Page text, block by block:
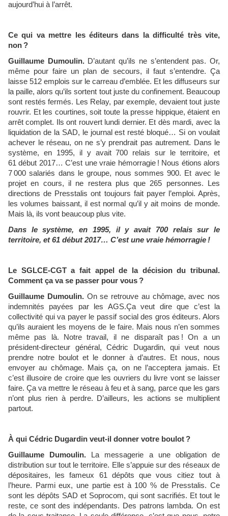
aujourd’hui à l’arrêt.
Ce qui va mettre les éditeurs dans la difficulté très vite,
non ?
Guillaume Dumoulin.D’autant qu’ils ne s’entendent pas. Or,
même pour faire un plan de secours, il faut s’entendre. Ça
laisse 512 emplois sur le carreau d’emblée. Et les diffuseurs sur
la paille, alors qu’ils sortent tout juste du confinement. Beaucoup
sont restés fermés. Les Relay, par exemple, devaient tout juste
rouvrir. Et les courtines, soit toute la presse hippique, étaient en
arrêt complet. Ils ont rouvert lundi dernier. Et dès mardi, avec la
liquidation de la SAD, le journal est resté bloqué… Si on voulait
achever le réseau, on ne s’y prendrait pas autrement. Dans le
système, en 1995, il y avait 700 relais sur le territoire, et
61 début 2017… C’est une vraie hémorragie ! Nous étions alors
7 000 salariés dans le groupe, nous sommes 900. Et avec le
projet en cours, il ne restera plus que 265 personnes. Les
directions de Presstalis ont toujours fait payer l’emploi. Après,
les volumes baissant, il est normal qu’il y ait moins de monde.
Mais là, ils vont beaucoup plus vite.
Dans le système, en 1995, il y avait 700 relais sur le
territoire, et 61 début 2017… C’est une vraie hémorragie !
Le SGLCE-CGT a fait appel de la décision du tribunal.
Comment ça va se passer pour vous ?
Guillaume Dumoulin.On se retrouve au chômage, avec nos
indemnités payées par les AGS.Ça veut dire que c’est la
collectivité qui va payer le passif social des gros éditeurs. Alors
qu’ils auraient les moyens de le faire. Mais nous n’en sommes
même pas là. Notre travail, il ne disparaît pas ! On a un
président-directeur général, Cédric Dugardin, qui veut nous
prendre notre boulot et le donner à d’autres. Et nous, nous
envoyer au chômage. Mais ça, on ne l’acceptera jamais. Et
c’est illusoire de croire que les ouvriers du livre vont se laisser
faire. Ça va mettre le réseau à feu et à sang, parce que les gars
n’ont plus rien à perdre. D’ailleurs, les actions se multiplient
partout.
À qui Cédric Dugardin veut-il donner votre boulot ?
Guillaume Dumoulin. La messagerie a une obligation de
distribution sur tout le territoire. Elle s’appuie sur des réseaux de
dépositaires, les fameux 61 dépôts que vous citiez tout à
l’heure. Parmi eux, une partie est à 100 % de Presstalis. Ce
sont les dépôts SAD et Soprocom, qui sont sacrifiés. Et tout le
reste, ce sont des indépendants. Des patrons lambda. On est